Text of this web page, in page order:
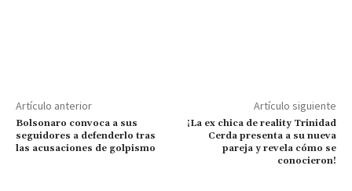
Artículo anterior
Bolsonaro convoca a sus
seguidores a defenderlo tras
las acusaciones de golpismo
Artículo siguiente
¡La ex chica de reality Trinidad
Cerda presenta a su nueva
pareja y revela cómo se
conocieron!